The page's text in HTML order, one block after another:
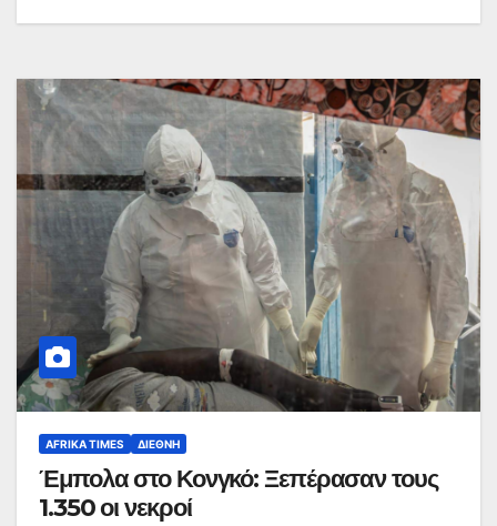
AFRIKA TIMES ΔΙΕΘΝΉ
Έμπολα στο Κονγκό: Ξεπέρασαν τους
1.350 οι νεκροί